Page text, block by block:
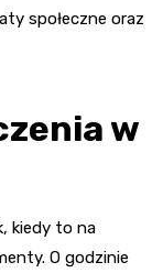
społeczne oraz
w
kiedy to na
O godzinie